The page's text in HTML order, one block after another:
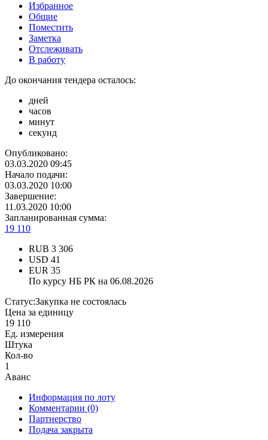
Избранное
Общие
Поместить
Заметка
Отслеживать
В работу
До окончания тендера осталось:
дней
часов
минут
секунд
Опубликовано:
03.03.2020 09:45
Начало подачи:
03.03.2020 10:00
Завершение:
11.03.2020 10:00
Запланированная сумма:
19 110
RUB 3 306
USD 41
EUR 35
По курсу НБ РК на 06.08.2026
Статус:Закупка не состоялась
Цена за единицу
19 110
Ед. измерения
Штука
Кол-во
1
Аванс
Информация по лоту
Комментарии (0)
Партнерство
Подача закрыта